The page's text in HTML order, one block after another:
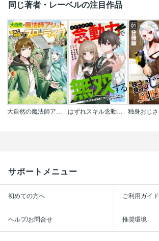
同じ著者・レーベルの注目作品
はずれスキル念動力(ただしレベルMAX)で無双する～手をかざすだけです｡詠唱とか必殺技とかいりません｡念じるだけで倒せます～
サポートメニュー
初めての方へ ご利用ガイド
ヘルプ/お問合せ 推奨環境